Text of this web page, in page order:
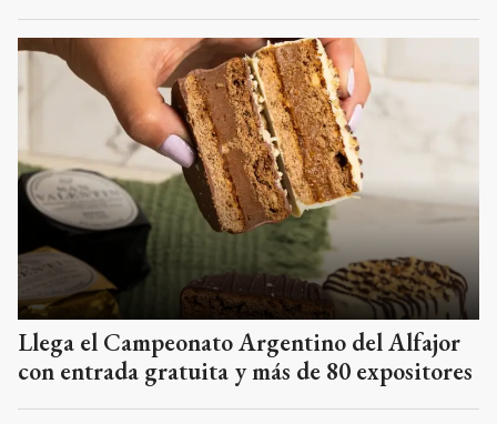
Llega el Campeonato Argentino del Alfajor
con entrada gratuita y más de 80 expositores